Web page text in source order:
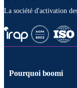
La société d'activation
Pourquoi boomi